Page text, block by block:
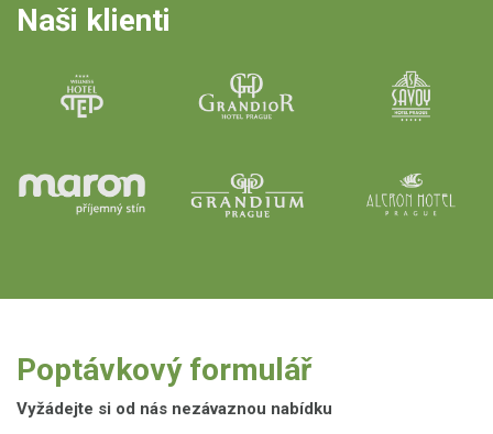
Naši klienti
Poptávkový formulář
Vyžádejte si od nás nezávaznou nabídku